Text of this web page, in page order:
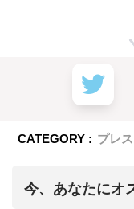
CATEGORY : プレ
今、あなたにオ